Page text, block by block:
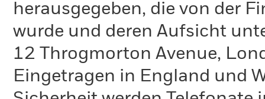
herausgegeben, die von der
wurde und deren Aufsicht
12 Throgmorton Avenue,
Eingetragen in England und